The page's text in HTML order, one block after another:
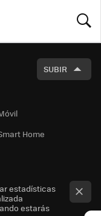
SUBIR
Home
estadísticas
estarás